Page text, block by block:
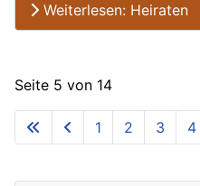
Weiterlesen: Heiraten
Seite 5 von 14
1 2 3 4